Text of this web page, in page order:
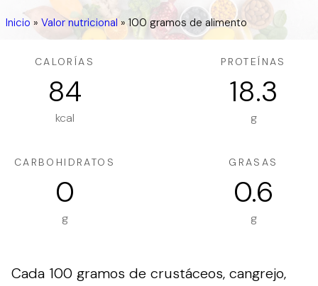
Inicio » Valor nutricional»100 gramos de alimento
CALORÍAS
84
kcal
PROTEÍNAS
18.3
g
CARBOHIDRATOS
0
g
GRASAS
0.6
g
Cada 100 gramos de crustáceos, cangrejo,